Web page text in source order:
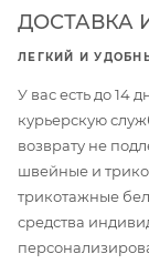
ДОСТАВКА
ЛЕГКИЙ И
У вас есть до 14
курьерскую
возврату не
швейные и
трикотажные
средства